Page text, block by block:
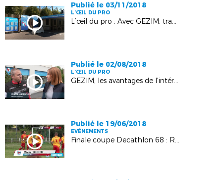
Publié le 03/11/2018
L’ŒIL DU PRO
L’œil du pro : Avec GEZIM, travaillez dans les coulisses du stade de la Meinau
Publié le 02/08/2018
L’ŒIL DU PRO
GEZIM, les avantages de l'intérim
Publié le 19/06/2018
EVÉNEMENTS
Finale coupe Decathlon 68 : RHW 96 2 - ASL Koetzingue 2 : 2-3